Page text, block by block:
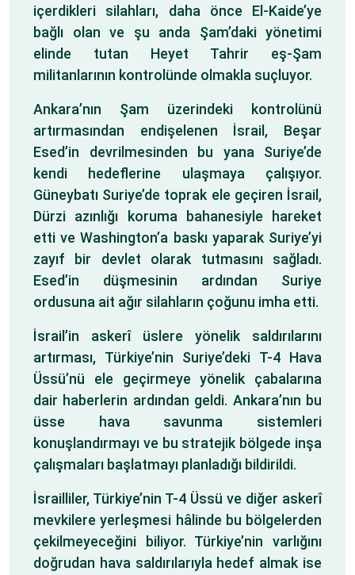
içerdikleri silahları, daha önce El-Kaide’ye
bağlı olan ve şu anda Şam’daki yönetimi
elinde tutan Heyet Tahrir eş-Şam
militanlarının kontrolünde olmakla suçluyor.
Ankara’nın Şam üzerindeki kontrolünü
artırmasından endişelenen İsrail, Beşar
Esed’in devrilmesinden bu yana Suriye’de
kendi hedeflerine ulaşmaya çalışıyor.
Güneybatı Suriye’de toprak ele geçiren İsrail,
Dürzi azınlığı koruma bahanesiyle hareket
etti ve Washington’a baskı yaparak Suriye’yi
zayıf bir devlet olarak tutmasını sağladı.
Esed’in düşmesinin ardından Suriye
ordusuna ait ağır silahların çoğunu imha etti.
İsrail’in askerî üslere yönelik saldırılarını
artırması, Türkiye’nin Suriye’deki T-4 Hava
Üssü’nü ele geçirmeye yönelik çabalarına
dair haberlerin ardından geldi. Ankara’nın bu
üsse hava savunma sistemleri
konuşlandırmayı ve bu stratejik bölgede inşa
çalışmaları başlatmayı planladığı bildirildi.
İsrailliler, Türkiye’nin T-4 Üssü ve diğer askerî
mevkilere yerleşmesi hâlinde bu bölgelerden
çekilmeyeceğini biliyor. Türkiye’nin varlığını
doğrudan hava saldırılarıyla hedef almak ise